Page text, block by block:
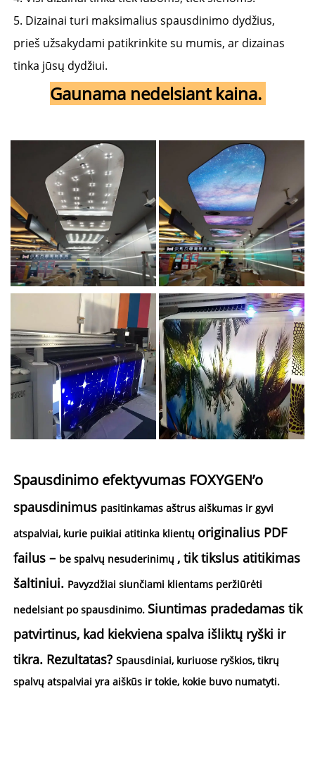
5. Dizainai turi maksimalius spausdinimo dydžius,
prieš užsakydami patikrinkite su mumis, ar dizainas
tinka jūsų dydžiui.
Gaunama nedelsiant kaina.
spausdinimus pasitinkamas aštrus aiškumas ir gyvi
atspalviai, kurie puikiai atitinka klientų originalius PDF
failus – be spalvų nesuderinimų , tik tikslus atitikimas
šaltiniui. Pavyzdžiai siunčiami klientams peržiūrėti
nedelsiant po spausdinimo. Siuntimas pradedamas tik
patvirtinus, kad kiekviena spalva išliktų ryški ir
tikra. Rezultatas? Spausdiniai, kuriuose ryškios, tikrų
spalvų atspalviai yra aiškūs ir tokie, kokie buvo numatyti.